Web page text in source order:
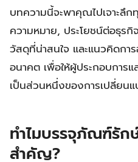
บทความนี้จะพาคุณไปเจาะลึ
ความหมาย, ประโยชน์ต่อธุรกิ
วัสดุที่น่าสนใจ และแนวคิดกา
อนาคต เพื่อให้ผู้ประกอบการแ
เป็นส่วนหนึ่งของการเปลี่ย
ทำไมบรรจุภัณฑ์รัก
สำคัญ?